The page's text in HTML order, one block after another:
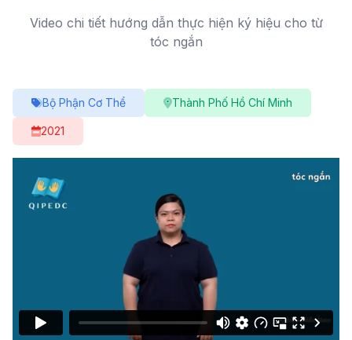
Video chi tiết hướng dẫn thực hiện ký hiệu cho từ
tóc ngắn
Bộ Phận Cơ Thể Thành Phố Hồ Chí Minh
2021